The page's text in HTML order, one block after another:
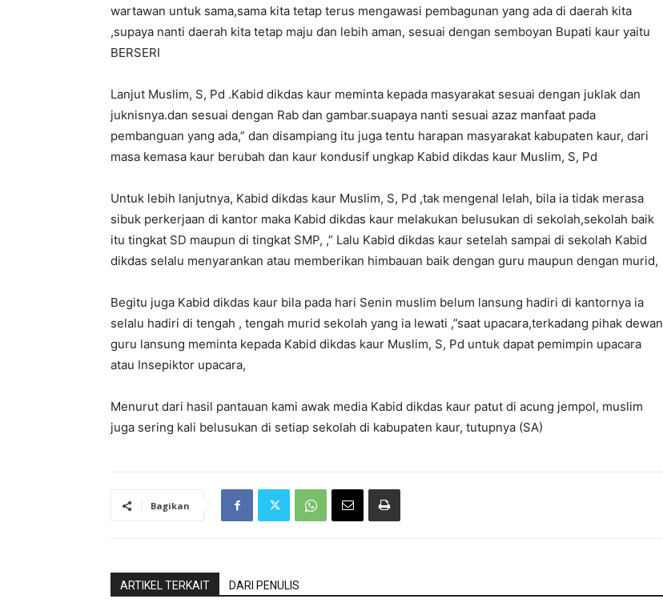
wartawan untuk sama,sama kita tetap terus mengawasi pembagunan yang ada di daerah kita
,supaya nanti daerah kita tetap maju dan lebih aman, sesuai dengan semboyan Bupati kaur yaitu
BERSERI
Lanjut Muslim, S, Pd .Kabid dikdas kaur meminta kepada masyarakat sesuai dengan juklak dan
juknisnya.dan sesuai dengan Rab dan gambar.suapaya nanti sesuai azaz manfaat pada
pembanguan yang ada,” dan disampiang itu juga tentu harapan masyarakat kabupaten kaur, dari
masa kemasa kaur berubah dan kaur kondusif ungkap Kabid dikdas kaur Muslim, S, Pd
Untuk lebih lanjutnya, Kabid dikdas kaur Muslim, S, Pd ,tak mengenal lelah, bila ia tidak merasa
sibuk perkerjaan di kantor maka Kabid dikdas kaur melakukan belusukan di sekolah,sekolah baik
itu tingkat SD maupun di tingkat SMP, ,” Lalu Kabid dikdas kaur setelah sampai di sekolah Kabid
dikdas selalu menyarankan atau memberikan himbauan baik dengan guru maupun dengan murid,
Begitu juga Kabid dikdas kaur bila pada hari Senin muslim belum lansung hadiri di kantornya ia
selalu hadiri di tengah , tengah murid sekolah yang ia lewati ,”saat upacara,terkadang pihak dewan
guru lansung meminta kepada Kabid dikdas kaur Muslim, S, Pd untuk dapat pemimpin upacara
atau Insepiktor upacara,
Menurut dari hasil pantauan kami awak media Kabid dikdas kaur patut di acung jempol, muslim
juga sering kali belusukan di setiap sekolah di kabupaten kaur, tutupnya (SA)
Bagikan
ARTIKEL TERKAIT DARI PENULIS